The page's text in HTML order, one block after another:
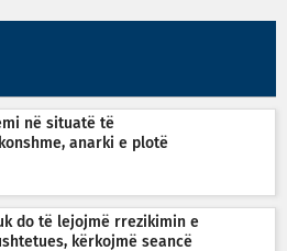
në situatë të
anarki e plotë
do të lejojmë rrezikimin e
kërkojmë seancë